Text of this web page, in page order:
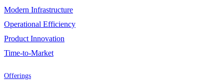
Modern Infrastructure
Operational Efficiency
Product Innovation
Time-to-Market
Offerings